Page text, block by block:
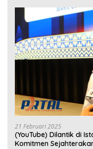
21 Februari 2025
(YouTube) Dilantik di
Komitmen